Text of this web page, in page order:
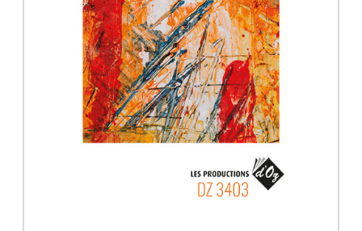
AUTRES PRODUITS